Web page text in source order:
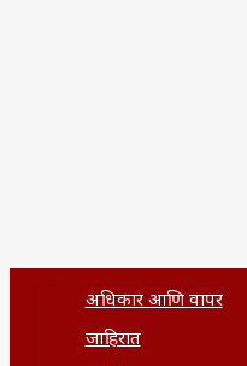
अधिकार आणि वापर
जाहिरात